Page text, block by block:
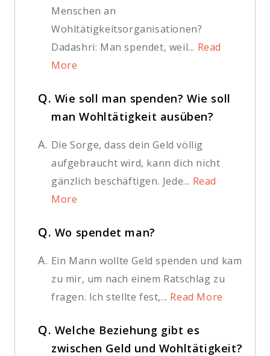
Menschen an
Wohltätigkeitsorganisationen?
Dadashri: Man spendet, weil... Read
More
Q. Wie soll man spenden? Wie soll
man Wohltätigkeit ausüben?
A. Die Sorge, dass dein Geld völlig
aufgebraucht wird, kann dich nicht
gänzlich beschäftigen. Jede... Read
More
Q. Wo spendet man?
A. Ein Mann wollte Geld spenden und kam
zu mir, um nach einem Ratschlag zu
fragen. Ich stellte fest,... Read More
Q. Welche Beziehung gibt es
zwischen Geld und Wohltätigkeit?